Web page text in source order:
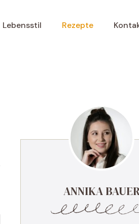
Lebensstil Rezepte
ANNIKA